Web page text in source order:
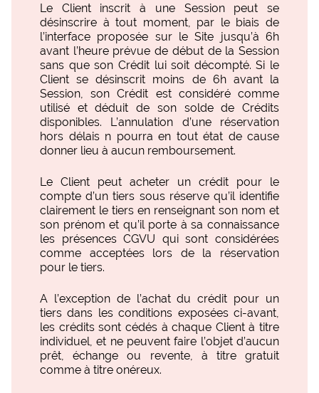
Le Client inscrit à une Session peut se
désinscrire à tout moment, par le biais de
l’interface proposée sur le Site jusqu’à 6h
avant l’heure prévue de début de la Session
sans que son Crédit lui soit décompté. Si le
Client se désinscrit moins de 6h avant la
Session, son Crédit est considéré comme
utilisé et déduit de son solde de Crédits
disponibles. L’annulation d’une réservation
hors délais n pourra en tout état de cause
donner lieu à aucun remboursement.
Le Client peut acheter un crédit pour le
compte d’un tiers sous réserve qu’il identifie
clairement le tiers en renseignant son nom et
son prénom et qu’il porte à sa connaissance
les présences CGVU qui sont considérées
comme acceptées lors de la réservation
pour le tiers.
A l’exception de l’achat du crédit pour un
tiers dans les conditions exposées ci-avant,
les crédits sont cédés à chaque Client à titre
individuel, et ne peuvent faire l’objet d’aucun
prêt, échange ou revente, à titre gratuit
comme à titre onéreux.